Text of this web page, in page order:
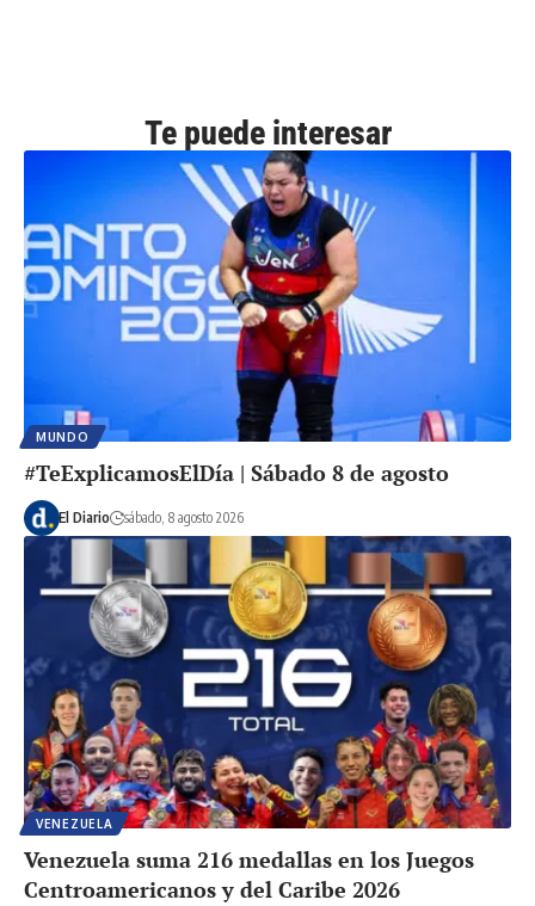
Te puede interesar
MUNDO
#TeExplicamosElDía | Sábado 8 de agosto
El Diario sábado, 8 agosto 2026
VENEZUELA
Venezuela suma 216 medallas en los Juegos
Centroamericanos y del Caribe 2026